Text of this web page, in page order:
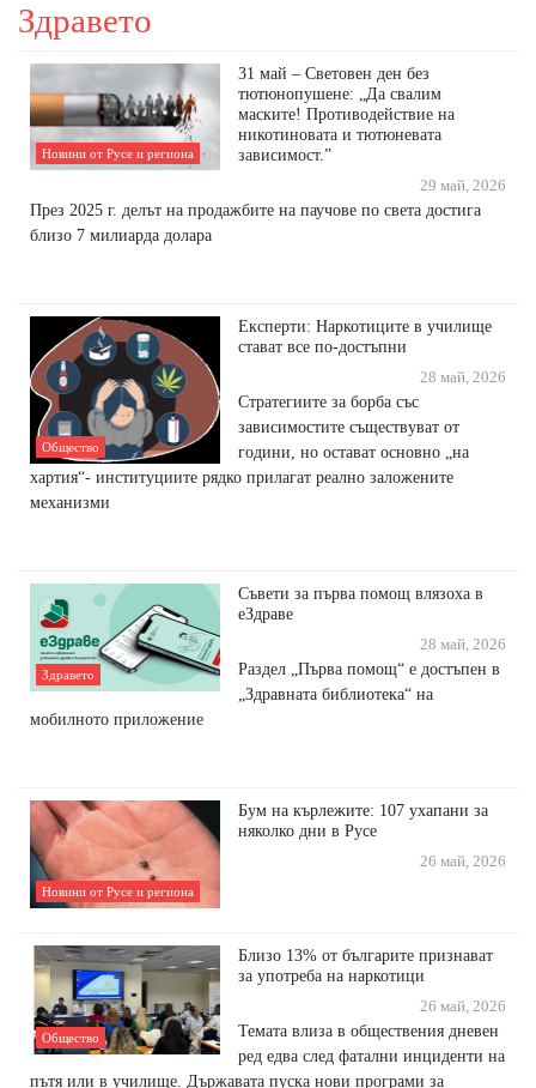
Здравето
Новини от Русе и региона
31 май – Световен ден без
тютюнопушене: „Да свалим
маските! Противодействие на
никотиновата и тютюневата
зависимост.”
29 май, 2026
През 2025 г. делът на продажбите на паучове по света достига
близо 7 милиарда долара
Общество
Експерти: Наркотиците в училище
стават все по-достъпни
28 май, 2026
Стратегиите за борба със
зависимостите съществуват от
години, но остават основно „на
хартия“- институциите рядко прилагат реално заложените
механизми
Здравето
Съвети за първа помощ влязоха в
еЗдраве
28 май, 2026
Раздел „Първа помощ“ е достъпен в
„Здравната библиотека“ на
мобилното приложение
Новини от Русе и региона
Бум на кърлежите: 107 ухапани за
няколко дни в Русе
26 май, 2026
Общество
Близо 13% от българите признават
за употреба на наркотици
26 май, 2026
Темата влиза в обществения дневен
ред едва след фатални инциденти на
пътя или в училище. Държавата пуска нови програми за